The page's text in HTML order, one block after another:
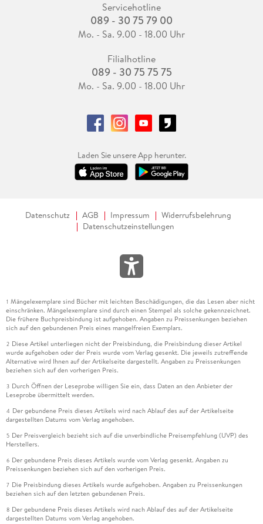
Servicehotline
089 - 30 75 79 00
Mo. - Sa. 9.00 - 18.00 Uhr
Filialhotline
089 - 30 75 75 75
Mo. - Sa. 9.00 - 18.00 Uhr
Laden Sie unsere App herunter.
Datenschutz AGB Impressum
Widerrufsbelehrung
Datenschutzeinstellungen
1 Mängelexemplare sind Bücher mit leichten Beschädigungen, die das Lesen aber nicht
einschränken. Mängelexemplare sind durch einen Stempel als solche gekennzeichnet.
Die frühere Buchpreisbindung ist aufgehoben. Angaben zu Preissenkungen beziehen
sich auf den gebundenen Preis eines mangelfreien Exemplars.
2 Diese Artikel unterliegen nicht der Preisbindung, die Preisbindung dieser Artikel
wurde aufgehoben oder der Preis wurde vom Verlag gesenkt. Die jeweils zutreffende
Alternative wird Ihnen auf der Artikelseite dargestellt. Angaben zu Preissenkungen
beziehen sich auf den vorherigen Preis.
3 Durch Öffnen der Leseprobe willigen Sie ein, dass Daten an den Anbieter der
Leseprobe übermittelt werden.
4 Der gebundene Preis dieses Artikels wird nach Ablauf des auf der Artikelseite
dargestellten Datums vom Verlag angehoben.
5 Der Preisvergleich bezieht sich auf die unverbindliche Preisempfehlung (UVP) des
Herstellers.
6 Der gebundene Preis dieses Artikels wurde vom Verlag gesenkt. Angaben zu
Preissenkungen beziehen sich auf den vorherigen Preis.
7 Die Preisbindung dieses Artikels wurde aufgehoben. Angaben zu Preissenkungen
beziehen sich auf den letzten gebundenen Preis.
8 Der gebundene Preis dieses Artikels wird nach Ablauf des auf der Artikelseite
dargestellten Datums vom Verlag angehoben.